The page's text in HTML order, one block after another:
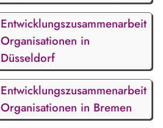
Entwicklungszusammenarbeit
Organisationen in
Düsseldorf
Entwicklungszusammenarbeit
Organisationen in Bremen